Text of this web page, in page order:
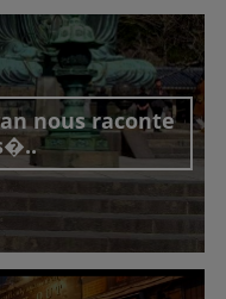
nous raconte